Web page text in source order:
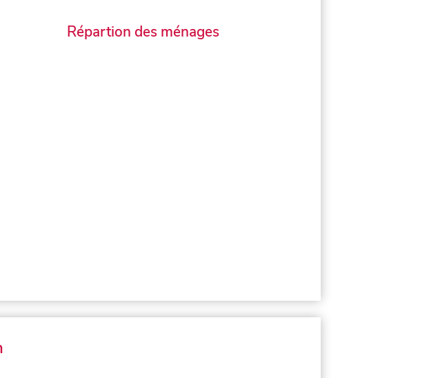
Répartion des ménages